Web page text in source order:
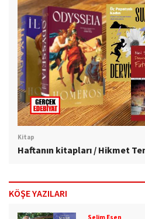
Kitap
Haftanın kitapları / Hikmet
KÖŞE YAZILARI
Selim Esen